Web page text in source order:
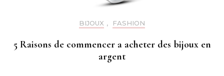
BIJOUX , FASHION
5 Raisons de commencer a acheter des bijoux en
argent